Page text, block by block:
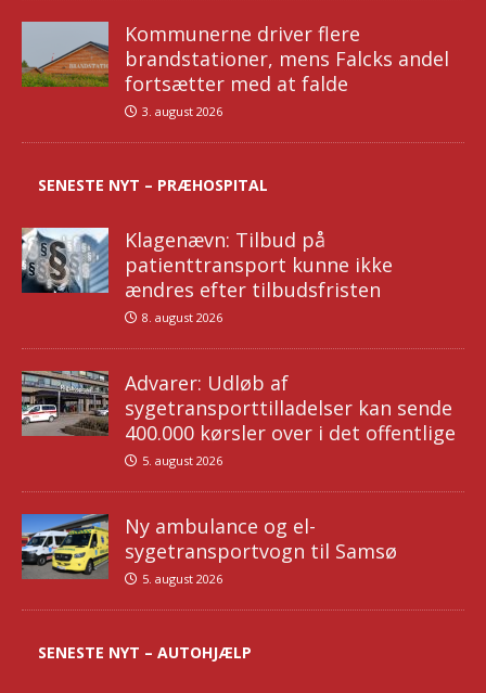
Kommunerne driver flere
brandstationer, mens Falcks andel
fortsætter med at falde
3. august 2026
SENESTE NYT – PRÆHOSPITAL
Klagenævn: Tilbud på
patienttransport kunne ikke
ændres efter tilbudsfristen
8. august 2026
Advarer: Udløb af
sygetransporttilladelser kan sende
400.000 kørsler over i det offentlige
5. august 2026
Ny ambulance og el-
sygetransportvogn til Samsø
5. august 2026
SENESTE NYT – AUTOHJÆLP